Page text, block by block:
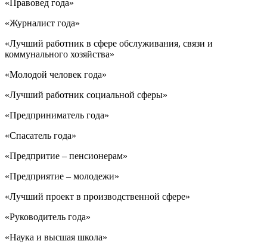
«Правовед года»
«Журналист года»
«Лучший работник в сфере обслуживания, связи и
коммунального хозяйства»
«Молодой человек года»
«Лучший работник социальной сферы»
«Предприниматель года»
«Спасатель года»
«Предпритие – пенсионерам»
«Предприятие – молодежи»
«Лучший проект в производственной сфере»
«Руководитель года»
«Наука и высшая школа»